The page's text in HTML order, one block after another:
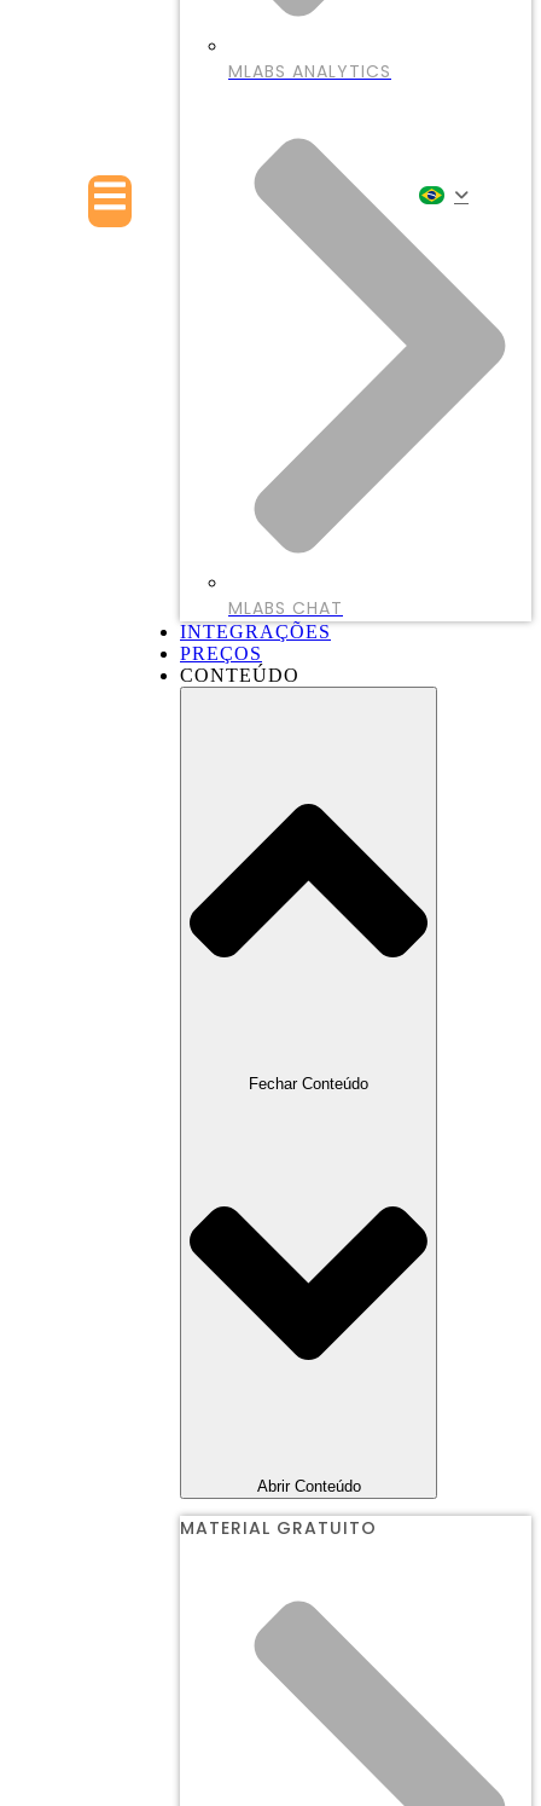
MLABS ANALYTICS
MLABS CHAT
INTEGRAÇÕES
PREÇOS
CONTEÚDO
Fechar Conteúdo
Abrir Conteúdo
MATERIAL GRATUITO